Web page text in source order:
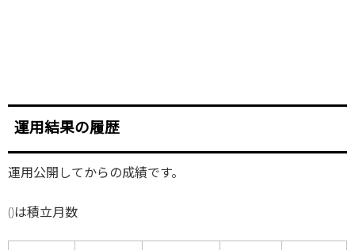
運用結果の履歴
運用公開してからの成績です。
()は積立月数